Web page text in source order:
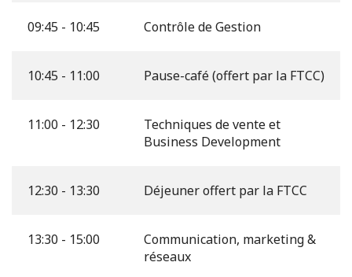
09:45 - 10:45 Contrôle de Gestion
10:45 - 11:00 Pause-café (offert par la FTCC)
11:00 - 12:30
Techniques de vente et
Business Development
12:30 - 13:30 Déjeuner offert par la FTCC
13:30 - 15:00
Communication, marketing &
réseaux